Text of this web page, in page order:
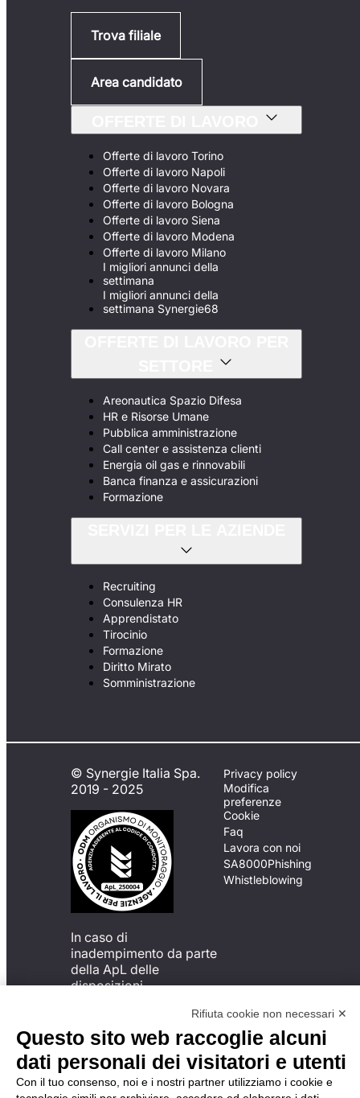
Trova filiale
Area candidato
Offerte di lavoro Torino
Offerte di lavoro Napoli
Offerte di lavoro Novara
Offerte di lavoro Bologna
Offerte di lavoro Siena
Offerte di lavoro Modena
Offerte di lavoro Milano
I migliori annunci della
settimana
I migliori annunci della
settimana Synergie68
Areonautica Spazio Difesa
HR e Risorse Umane
Pubblica amministrazione
Call center e assistenza clienti
Energia oil gas e rinnovabili
Banca finanza e assicurazioni
Formazione
Recruiting
Consulenza HR
Apprendistato
Tirocinio
Formazione
Diritto Mirato
Somministrazione
© Synergie Italia Spa.
2019 - 2025
In caso di
inadempimento da parte
della ApL delle
disposizioni
possibile presentare un
reclamo
all’Organismo di
Monitoraggio utilizzando
una delle modalità
Privacy policy
Modifica
preferenze
Cookie
Faq
Lavora con noi
SA8000Phishing
Whistleblowing
Rifiuta cookie non necessari ✕
Questo sito web raccoglie alcuni
dati personali dei visitatori e utenti
Con il tuo consenso, noi e i nostri partner utilizziamo i cookie e